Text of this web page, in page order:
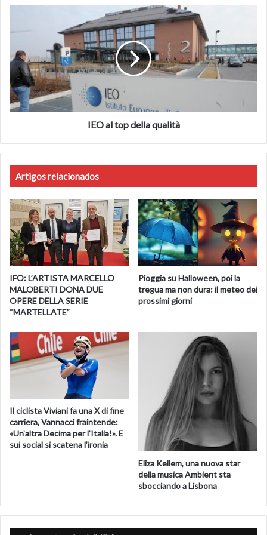
top
della
qualità
IEO al top della qualità
Artigos relacionados
IFO: L’ARTISTA MARCELLO
MALOBERTI DONA DUE
OPERE DELLA SERIE
“MARTELLATE”
Pioggia su Halloween, poi la
tregua ma non dura: il meteo dei
prossimi giorni
Il ciclista Viviani fa una X di fine
carriera, Vannacci fraintende:
«Un’altra Decima per l’Italia!». E
sui social si scatena l’ironia
Eliza Kellem, una nuova star
della musica Ambient sta
sbocciando a Lisbona